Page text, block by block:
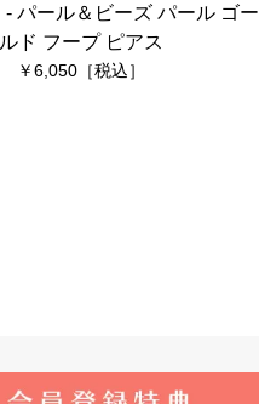
- パール＆ビーズ パール ゴー
ルド フープ ピアス
6,050